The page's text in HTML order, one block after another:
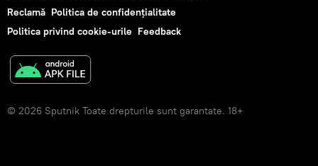
Reclamă Politica de confidențialitate
Politica privind cookie-urile Feedback
© 2026 Sputnik Toate drepturile sunt garantate. 18+